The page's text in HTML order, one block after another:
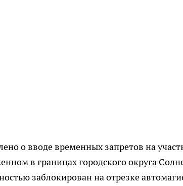
о вводе временных запретов на
в границах городского округа
заблокирован на отрезке